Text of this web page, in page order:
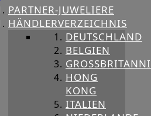
PARTNER-JUWELIERE
HÄNDLERVERZEICHNIS
DEUTSCHLAND
BELGIEN
HONG
KONG
ITALIEN